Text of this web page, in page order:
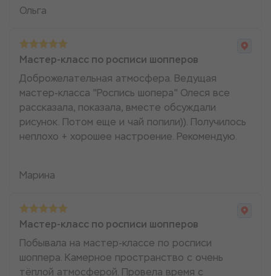
Ольга
Мастер-класс по росписи шопперов
Доброжелательная атмосфера. Ведущая
мастер-класса "Роспись шопера" Олеся все
рассказала, показала, вместе обсуждали
рисунок. Потом еще и чай попили)). Получилось
неплохо + хорошее настроение. Рекомендую.
Марина
Мастер-класс по росписи шопперов
Побывала на мастер-классе по росписи
шоппера. Камерное пространство с очень
тёплой атмосферой. Провела время с